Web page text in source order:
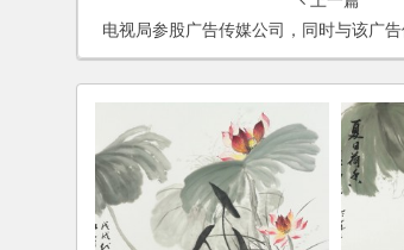
电视局参股广告传媒公司，同时与该广告传媒公司开展